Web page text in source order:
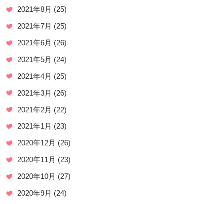
2021年8月 (25)
2021年7月 (25)
2021年6月 (26)
2021年5月 (24)
2021年4月 (25)
2021年3月 (26)
2021年2月 (22)
2021年1月 (23)
2020年12月 (26)
2020年11月 (23)
2020年10月 (27)
2020年9月 (24)